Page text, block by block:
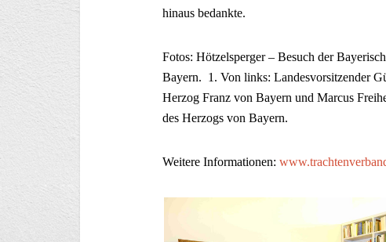
hinaus bedankte.
Fotos: Hötzelsperger – Besuch der
Bayern. 1. Von links: Landesvorsitzender
Herzog Franz von Bayern und Marcus
des Herzogs von Bayern.
Weitere Informationen: